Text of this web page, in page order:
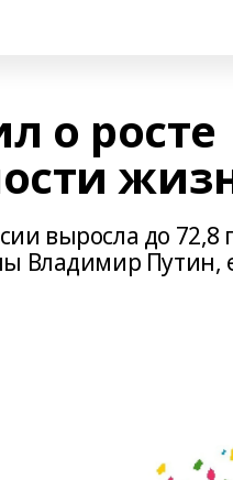
о росте
выросла до 72,8
Владимир Путин,